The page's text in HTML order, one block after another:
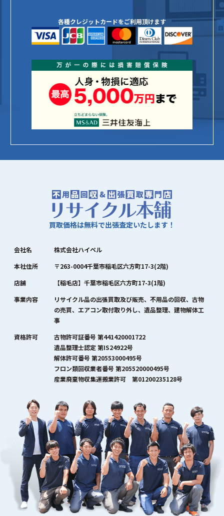
各種クレジットカードをご利用頂けます
買取価格は無料で出張査定いたします！
会社名
株式会社ハイペル
本社住所
〒263-0004千葉市稲毛区六方町17-3(2階)
店舗
【稲毛店】千葉市稲毛区六方町17-3(1階)
事業内容
リサイクル品の出張買取及び販売、不用品の回収、古物
の売買、エアコン取付取り外し、遺品整理、建物解体工
事
資格許可
古物許可証番号 第441420001722
遺品整理士認定 第IS24922号
解体許可番号 第20553000495号
フロン類回収業者番号 第205520000495号
産業廃棄物収集運搬業許可 第01200235128号